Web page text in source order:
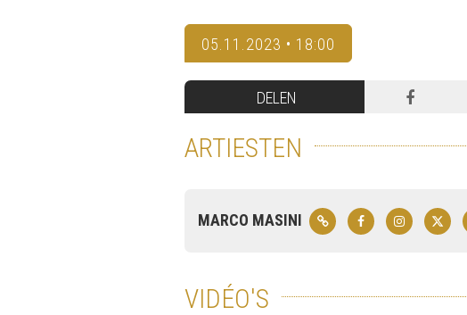
05.11.2023 • 18:00
DELEN
ARTIESTEN
MARCO MASINI
VIDÉO'S